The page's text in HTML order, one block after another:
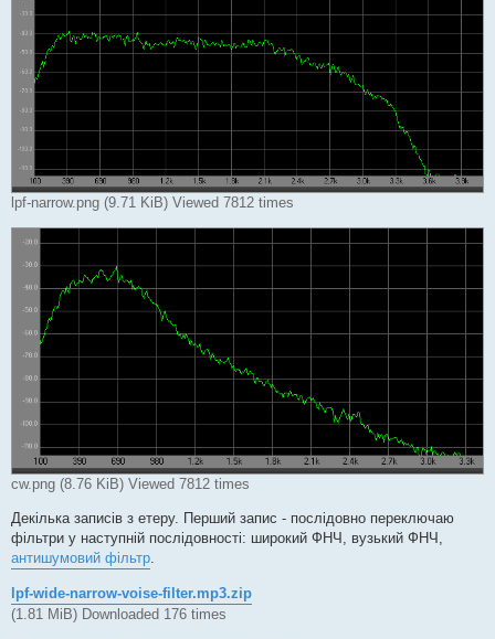
lpf-narrow.png (9.71 KiB) Viewed 7812 times
cw.png (8.76 KiB) Viewed 7812 times
Декілька записів з етеру. Перший запис - послідовно переключаю
фільтри у наступній послідовності: широкий ФНЧ, вузький ФНЧ,
антишумовий фільтр.
lpf-wide-narrow-voise-filter.mp3.zip
(1.81 MiB) Downloaded 176 times